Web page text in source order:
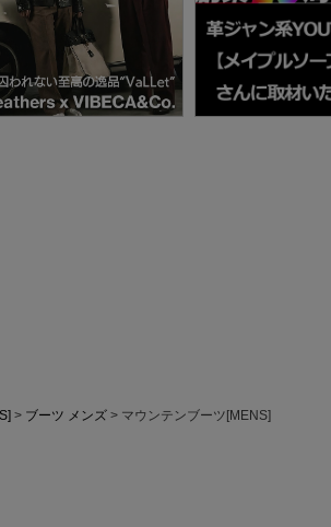
ブーツ メンズ マウンテンブーツ[MENS]